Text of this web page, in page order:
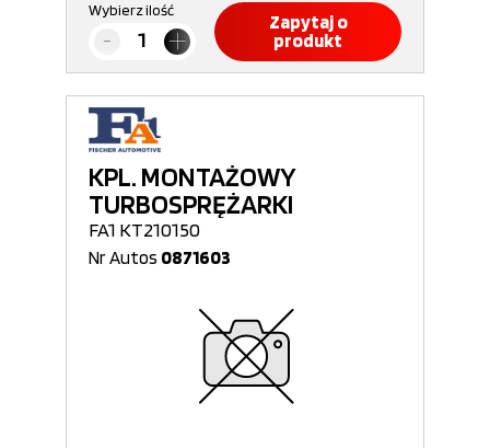
Wybierz ilość
Zapytaj o
produkt
KPL. MONTAŻOWY
TURBOSPRĘŻARKI
FA1 KT210150
Nr Autos 0871603